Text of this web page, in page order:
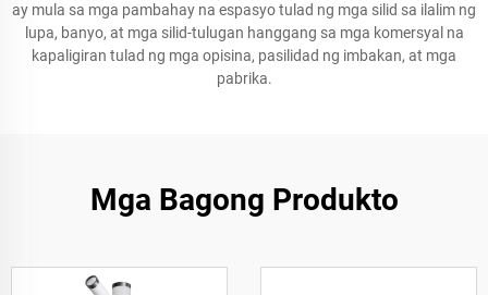
ay mula sa mga pambahay na espasyo tulad ng mga silid sa ilalim ng
lupa, banyo, at mga silid-tulugan hanggang sa mga komersyal na
kapaligiran tulad ng mga opisina, pasilidad ng imbakan, at mga
pabrika.
Mga Bagong Produkto